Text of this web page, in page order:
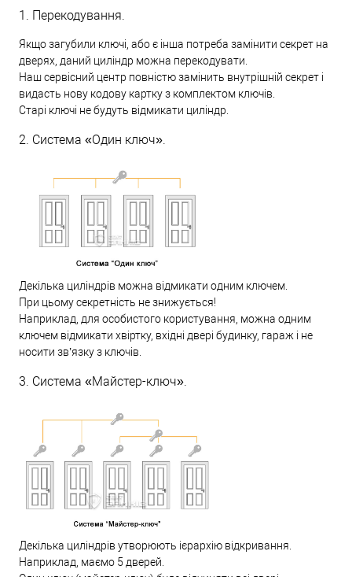
1. Перекодування.
Якщо загубили ключі, або є інша потреба замінити секрет на
дверях, даний циліндр можна перекодувати.
Наш сервісний центр повністю замінить внутрішній секрет і
видасть нову кодову картку з комплектом ключів.
Старі ключі не будуть відмикати циліндр.
2. Система «Один ключ».
Декілька циліндрів можна відмикати одним ключем.
При цьому секретність не знижується!
Наприклад, для особистого користування, можна одним
ключем відмикати хвіртку, вхідні двері будинку, гараж і не
носити зв’язку з ключів.
3. Система «Майстер-ключ».
Декілька циліндрів утворюють ієрархію відкривання.
Наприклад, маємо 5 дверей.